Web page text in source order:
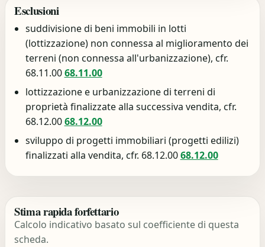
Esclusioni
suddivisione di beni immobili in lotti
(lottizzazione) non connessa al miglioramento dei
terreni (non connessa all'urbanizzazione), cfr.
68.11.0068.11.00
lottizzazione e urbanizzazione di terreni di
proprietà finalizzate alla successiva vendita, cfr.
68.12.0068.12.00
sviluppo di progetti immobiliari (progetti edilizi)
finalizzati alla vendita, cfr. 68.12.0068.12.00
Stima rapida forfettario
Calcolo indicativo basato sul coefficiente di questa
scheda.